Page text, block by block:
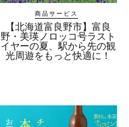
商品サービス
【北海道富良野市】富良
野・美瑛ノロッコ号ラスト
イヤーの夏、駅から先の観
光周遊をもっと快適に！